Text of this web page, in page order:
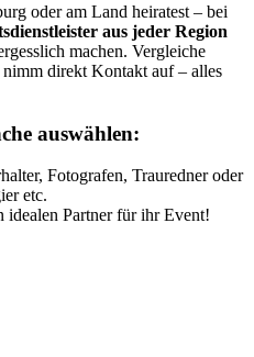
oder am Land heiratest – bei
aus jeder Region
machen. Vergleiche
direkt Kontakt auf – alles
auswählen:
Fotografen, Trauredner oder
etc.
Partner für ihr Event!